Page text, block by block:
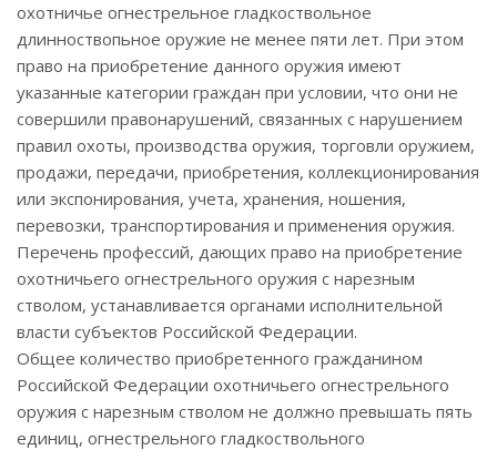
охотничье огнестрельное гладкоствольное
длинноствопьное оружие не менее пяти лет. При этом
право на приобретение данного оружия имеют
указанные категории граждан при условии, что они не
совершили правонарушений, связанных с нарушением
правил охоты, производства оружия, торговли оружием,
продажи, передачи, приобретения, коллекционирования
или экспонирования, учета, хранения, ношения,
перевозки, транспортирования и применения оружия.
Перечень профессий, дающих право на приобретение
охотничьего огнестрельного оружия с нарезным
стволом, устанавливается органами исполнительной
власти субъектов Российской Федерации.
Общее количество приобретенного гражданином
Российской Федерации охотничьего огнестрельного
оружия с нарезным стволом не должно превышать пять
единиц, огнестрельного гладкоствольного